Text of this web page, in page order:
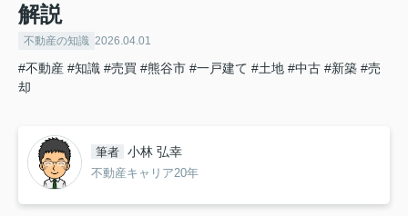
解説
不動産の知識 2026.04.01
#不動産 #知識 #売買 #熊谷市 #一戸建て #土地 #中古 #新築 #売
却
筆者 小林 弘幸
不動産キャリア20年